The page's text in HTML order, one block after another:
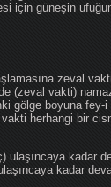
için güneşin
zeval
(zeval vakti)
gölge boyuna fey-i
herhangi bir
ulaşıncaya kadar
kadar